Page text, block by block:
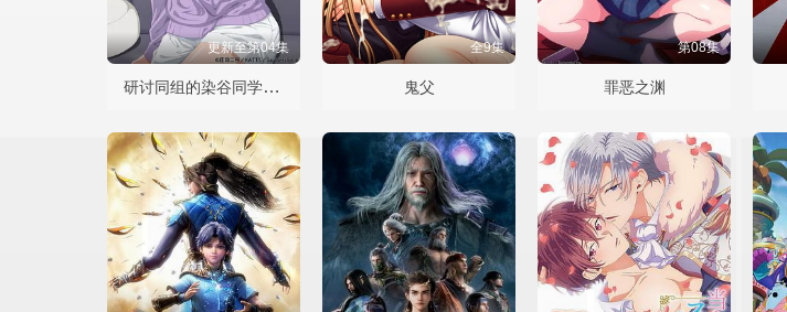
更新至第04集
研讨同组的染谷同学原来是女优这事
全9集
鬼父
第08集
罪恶之渊